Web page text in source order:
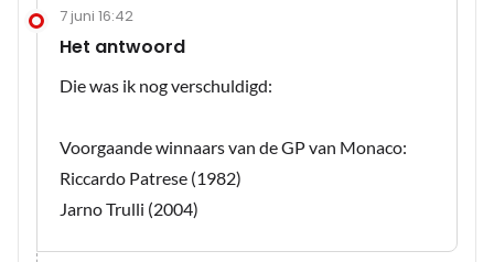
7 juni 16:42
Het antwoord
Die was ik nog verschuldigd:
Voorgaande winnaars van de GP van Monaco:
Riccardo Patrese (1982)
Jarno Trulli (2004)